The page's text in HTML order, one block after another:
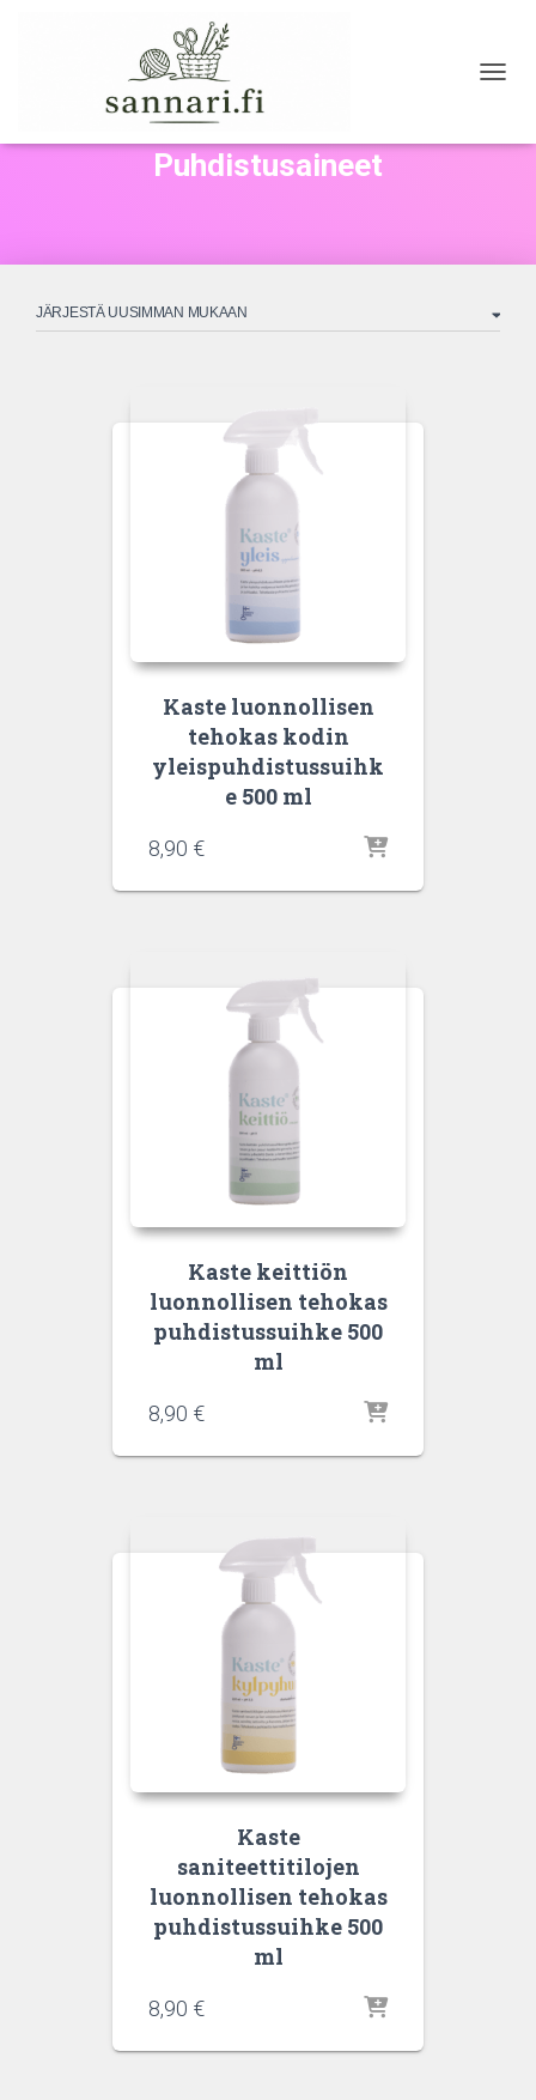
Puhdistusaineet
Kaste luonnollisen
tehokas kodin
yleispuhdistussuihk
e 500 ml
8,90 €
Kaste keittiön
luonnollisen tehokas
puhdistussuihke 500
ml
8,90 €
Kaste
saniteettitilojen
luonnollisen tehokas
puhdistussuihke 500
ml
8,90 €